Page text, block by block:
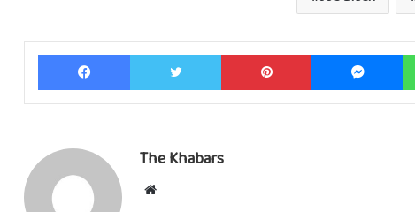
Facebook Twitter Pinterest
The Khabars
Website